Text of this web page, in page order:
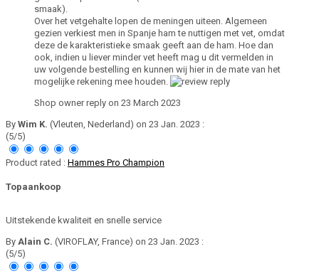
smaak).
Over het vetgehalte lopen de meningen uiteen. Algemeen
gezien verkiest men in Spanje ham te nuttigen met vet, omdat
deze de karakteristieke smaak geeft aan de ham. Hoe dan
ook, indien u liever minder vet heeft mag u dit vermelden in
uw volgende bestelling en kunnen wij hier in de mate van het
mogelijke rekening mee houden.
Shop owner reply on 23 March 2023
By Wim K. (Vleuten, Nederland) on 23 Jan. 2023 :
(5/5)
Product rated : Hammes Pro Champion
Topaankoop
Uitstekende kwaliteit en snelle service
By Alain C. (VIROFLAY, France) on 23 Jan. 2023 :
(5/5)